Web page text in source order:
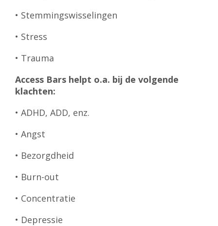
• Stemmingswisselingen
• Stress
• Trauma
Access Bars helpt o.a. bij de volgende
klachten:
• ADHD, ADD, enz.
• Angst
• Bezorgdheid
• Burn-out
• Concentratie
• Depressie